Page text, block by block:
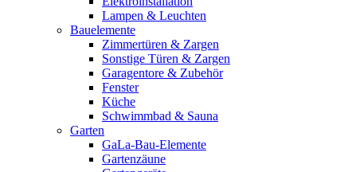
Lampen & Leuchten
Bauelemente
Zimmertüren & Zargen
Sonstige Türen & Zargen
Garagentore & Zubehör
Fenster
Küche
Schwimmbad & Sauna
Garten
GaLa-Bau-Elemente
Gartenzäune